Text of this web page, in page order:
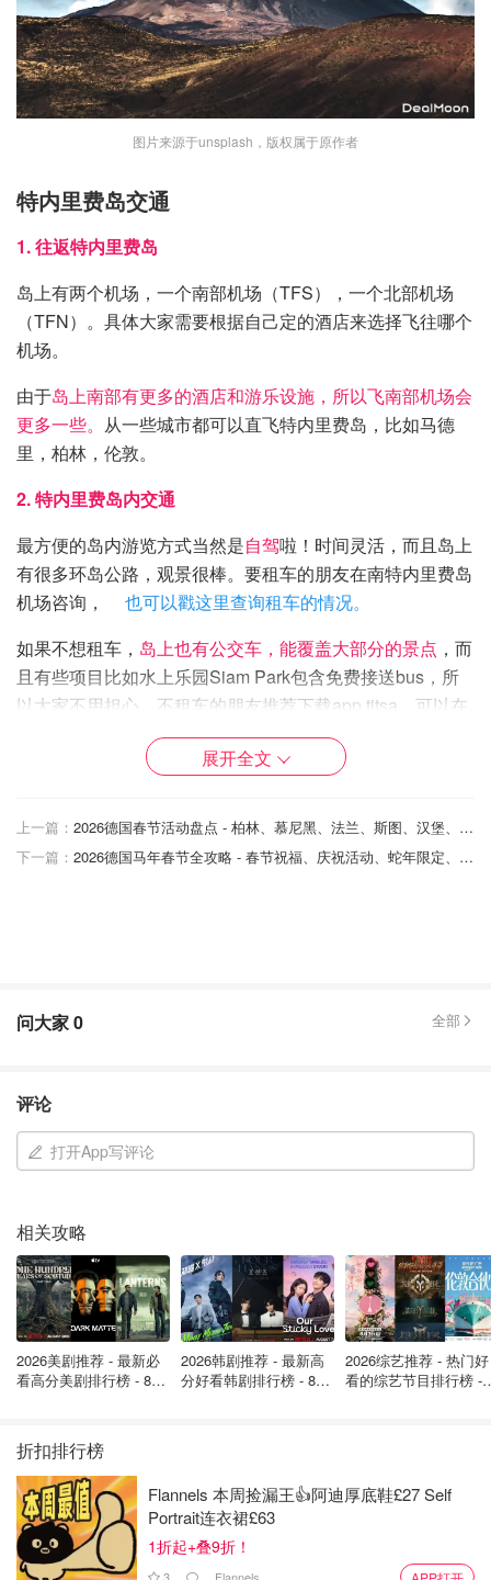
图片来源于unsplash，版权属于原作者
特内里费岛交通
1. 往返特内里费岛
岛上有两个机场，一个南部机场（TFS），一个北部机场
（TFN）。具体大家需要根据自己定的酒店来选择飞往哪个
机场。
由于岛上南部有更多的酒店和游乐设施，所以飞南部机场会
更多一些。 从一些城市都可以直飞特内里费岛，比如马德
里，柏林，伦敦。
2. 特内里费岛内交通
最方便的岛内游览方式当然是自驾啦！时间灵活，而且岛上
有很多环岛公路，观景很棒。要租车的朋友在南特内里费岛
机场咨询，
也可以戳这里查询租车的情况。
如果不想租车， 岛上也有公交车，能覆盖大部分的景点 ，而
且有些项目比如水上乐园Siam Park包含免费接送bus，所
以大家不用担心。不租车的朋友推荐下载app titsa，可以在
上面查询到公交车的信息。
特内里费岛观光景点
1.
泰德峰国家公园（Teide）
国家公园里面可以进行的活动特别多，可以登山，可以坐缆
2. 乘坐缆车攀登泰德峰
参观泰德国家公园最重要的活动无疑是乘坐缆车到达海拔
3,555 米的高度。三个登顶路径的起点都是 La Rambleta 。
展开全文
上一篇：
2026德国春节活动盘点 - 柏林、慕尼黑、法兰、斯图、汉堡、纽伦堡、德累斯顿
下一篇：
2026德国马年春节全攻略 - 春节祝福、庆祝活动、蛇年限定、回国礼物、年货清单
问大家0 全部
评论
打开App写评论
相关攻略
2026美剧推荐 - 最新必
看高分美剧排行榜 - 8月
2026韩剧推荐 - 最新高
分好看韩剧排行榜 - 8月
2026综艺推荐 - 热门好
看的综艺节目排行榜 -
折扣排行榜
Flannels 本周捡漏王👍阿迪厚底鞋£27 Self
Portrait连衣裙£63
1折起+叠9折！
3 Flannels